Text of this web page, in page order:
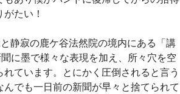
たい！
静寂の鹿ケ谷法然院の境内にある「講
に墨で様々な表現を加え、所々穴を空
ています。とにかく圧倒されると言う
でも一日前の新聞が早々と捨てられて